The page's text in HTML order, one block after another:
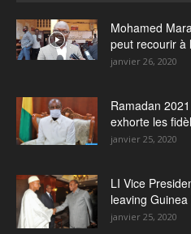
Mohamed
peut recourir à
janvier 26, 2020
Ramadan
exhorte les
janvier 25, 2020
LI Vice
leaving
janvier 25, 2020